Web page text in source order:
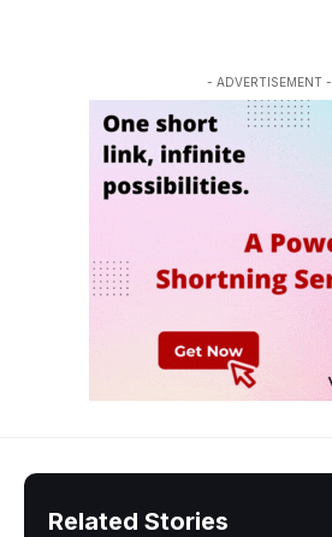
- ADVERTISEMENT -
Related Stories